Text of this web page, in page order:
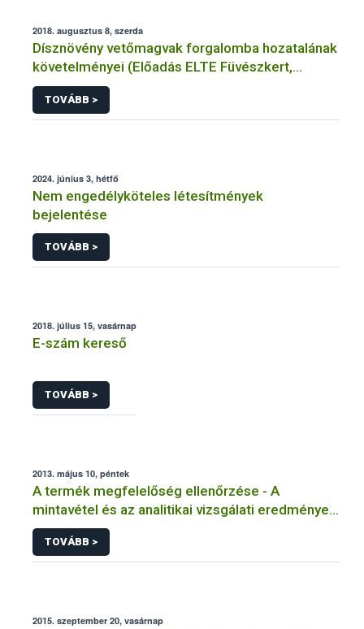
2018. augusztus 8, szerda
Dísznövény vetőmagvak forgalomba hozatalának
követelményei (Előadás ELTE Füvészkert,
2018.07.14.)
TOVÁBB >
2024. június 3, hétfő
Nem engedélyköteles létesítmények
bejelentése
TOVÁBB >
2018. július 15, vasárnap
E-szám kereső
TOVÁBB >
2013. május 10, péntek
A termék megfelelőség ellenőrzése - A
mintavétel és az analitikai vizsgálati eredmények
megbízhatósága
TOVÁBB >
2015. szeptember 20, vasárnap